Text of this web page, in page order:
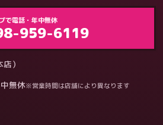
で電話・年中無休
959-6119
）
無休※営業時間は店舗により異なります